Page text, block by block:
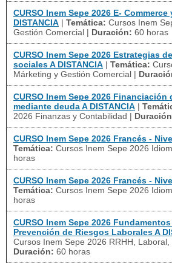
CURSO Inem Sepe 2026 E-
DISTANCIA | Temática: Cursos Inem
Gestión Comercial | Duración: 60 horas
CURSO Inem Sepe 2026 Estrategias
sociales A DISTANCIA | Temática:
Márketing y Gestión Comercial |
CURSO Inem Sepe 2026 Financiación
mediante deuda A DISTANCIA |
2026 Finanzas y Contabilidad |
CURSO Inem Sepe 2026 Francés -
Temática: Cursos Inem Sepe 2026
horas
CURSO Inem Sepe 2026 Francés -
Temática: Cursos Inem Sepe 2026
horas
CURSO Inem Sepe 2026
Prevención de Riesgos Laborales A
Cursos Inem Sepe 2026 RRHH, Laboral,
Duración: 60 horas